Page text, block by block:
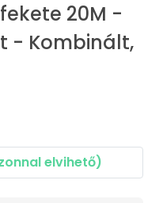
20M -
- Kombinált,
elvihető)